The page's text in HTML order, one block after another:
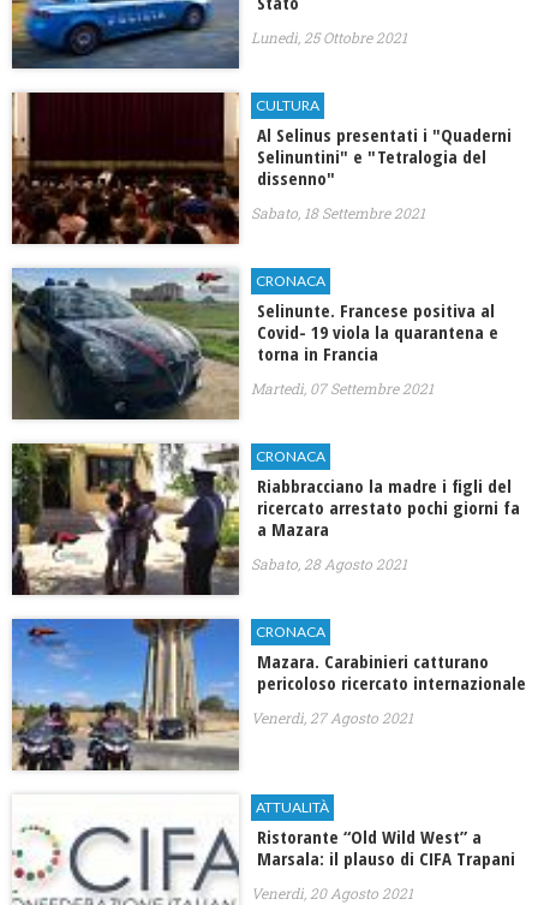
Lunedì, 25 Ottobre 2021
CULTURA
Al Selinus presentati i "Quaderni
Selinuntini" e "Tetralogia del
dissenno"
Sabato, 18 Settembre 2021
CRONACA
Selinunte. Francese positiva al
Covid- 19 viola la quarantena e
torna in Francia
Martedì, 07 Settembre 2021
CRONACA
Riabbracciano la madre i figli del
ricercato arrestato pochi giorni fa
a Mazara
Sabato, 28 Agosto 2021
CRONACA
Mazara. Carabinieri catturano
pericoloso ricercato internazionale
Venerdì, 27 Agosto 2021
ATTUALITÀ
Ristorante “Old Wild West” a
Marsala: il plauso di CIFA Trapani
Venerdì, 20 Agosto 2021